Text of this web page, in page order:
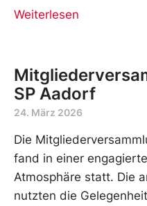
Weiterlesen
SP Aadorf
24. März 2026
Die
fand in einer
Atmosphäre statt. Die
nutzten die